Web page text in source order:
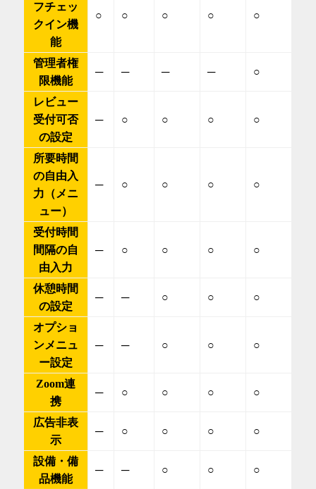
フチェッ
クイン機
能
○ ○ ○ ○ ○
管理者権
限機能
─ ─ ─ ─ ○
レビュー
受付可否
の設定
─ ○ ○ ○ ○
所要時間
の自由入
力（メニ
ュー）
─ ○ ○ ○ ○
受付時間
間隔の自
由入力
─ ○ ○ ○ ○
休憩時間
の設定
─ ─ ○ ○ ○
オプショ
ンメニュ
ー設定
─ ─ ○ ○ ○
Zoom連
携
─ ○ ○ ○ ○
広告非表
示
─ ○ ○ ○ ○
設備・備
品機能
─ ─ ○ ○ ○